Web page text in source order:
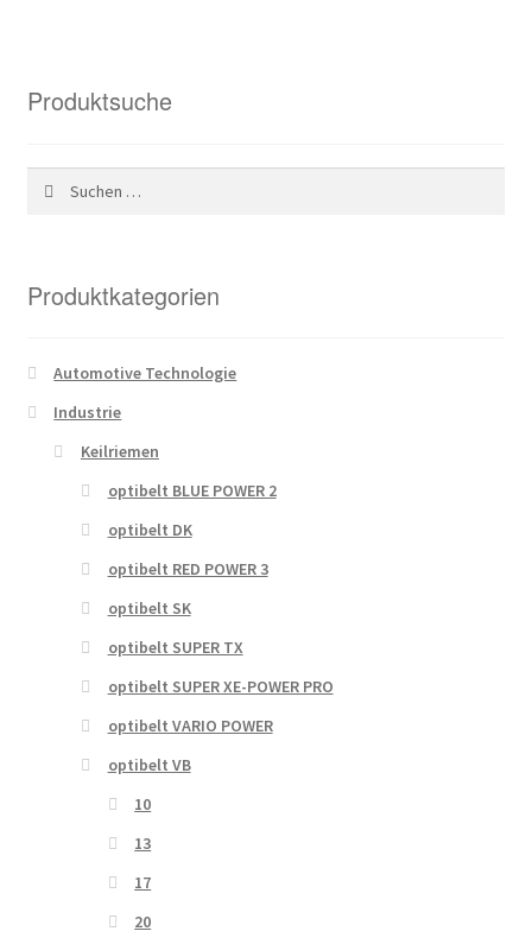
Produktsuche
Produktkategorien
Automotive Technologie
Industrie
Keilriemen
optibelt BLUE POWER 2
optibelt DK
optibelt RED POWER 3
optibelt SK
optibelt SUPER TX
optibelt SUPER XE-POWER PRO
optibelt VARIO POWER
optibelt VB
10
13
17
20